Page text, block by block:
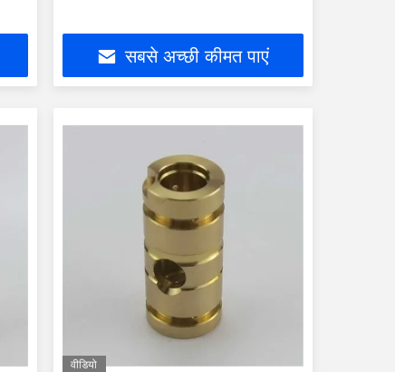
सबसे अच्छी कीमत पाएं
वीडियो